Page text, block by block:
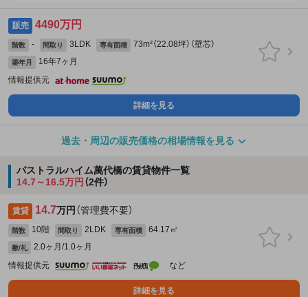
販売 4490万円
階数 - 間取り 3LDK 専有面積 73m²（22.08坪）（壁芯）
築年月
16年7ヶ月
情報提供元
詳細を見る
過去・周辺の販売価格の相場情報を見る
パストラルハイム萬代橋の賃貸物件一覧
14.7～16.5万円 （2件）
賃貸 14.7万円 （管理費不要）
階数 10階 間取り 2LDK 専有面積 64.17㎡
敷/礼
2.0ヶ月/1.0ヶ月
情報提供元
など
詳細を見る